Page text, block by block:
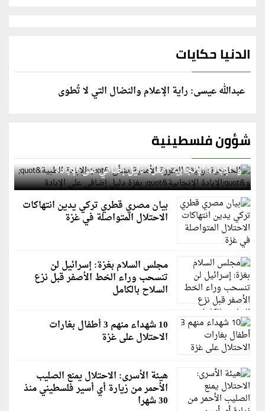
الدنيا حكايات
عبدالله عيسى: راية الإعلام والنضال التي لا تُطوى
شؤون فلسطينية
الخارجية: وثيقة المقررة الأممية بشأن "الإبادة الطبية"
و"الإبادة الإنجابية" بغزة دليل إضافي على الإبادة
بيان مصري قطري تركي يدين انتهاكات
الاحتلال المتواصلة في غزة
مجلس السلام بغزة: إسرائيل لن
تنسحب وراء الخط الأصفر قبل نزع
السلاح بالكامل
10 شهداء منهم 3 أطفال بغارات
الاحتلال على غزة
هيئة الأسرى: الاحتلال يمنع الصليب
الأحمر من زيارة أي أسير فلسطيني منذ
30 شهرا